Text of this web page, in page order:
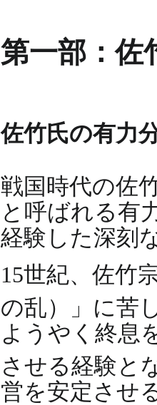
第一部：佐
佐竹氏の有力
戦国時代の佐
と呼ばれる有
経験した深刻
15世紀、佐竹
の乱）」に苦
ようやく終息
させる経験と
営を安定させ